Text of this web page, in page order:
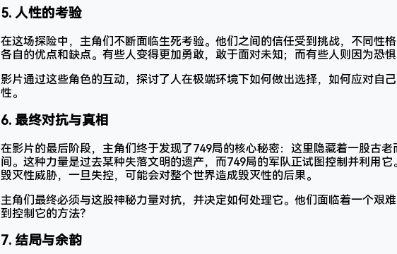
5. 人性的考验
在这场探险中，主角们不断面临生死考验。他们之间的信任受到挑战，不同性
各自的优点和缺点。有些人变得更加勇敢，敢于面对未知；而有些人则因为恐
影片通过这些角色的互动，探讨了人在极端环境下如何做出选择，如何应对自
性。
6. 最终对抗与真相
在影片的最后阶段，主角们终于发现了749局的核心秘密：这里隐藏着一股古
间。这种力量是过去某种失落文明的遗产，而749局的军队正试图控制并利用
毁灭性威胁，一旦失控，可能会对整个世界造成毁灭性的后果。
主角们最终必须与这股神秘力量对抗，并决定如何处理它。他们面临着一个艰
到控制它的方法？
7. 结局与余韵